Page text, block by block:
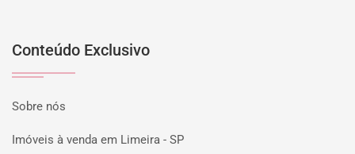
Conteúdo Exclusivo
Sobre nós
Imóveis à venda em Limeira - SP